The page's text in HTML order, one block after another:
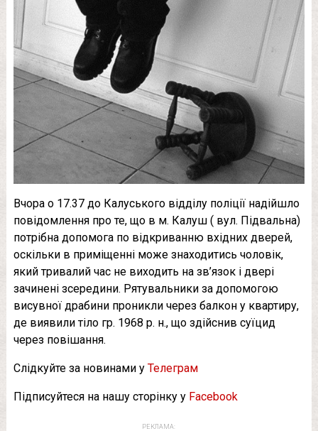
Вчора о 17.37 до Калуського відділу поліції надійшло
повідомлення про те, що в м. Калуш ( вул. Підвальна)
потрібна допомога по відкриванню вхідних дверей,
оскільки в приміщенні може знаходитись чоловік,
який тривалий час не виходить на зв’язок і двері
зачинені зсередини. Рятувальники за допомогою
висувної драбини проникли через балкон у квартиру,
де виявили тіло гр. 1968 р. н., що здійснив суїцид
через повішання.
Слідкуйте за новинами у Телеграм
Підписуйтеся на нашу сторінку у Facebook
РЕКЛАМА: